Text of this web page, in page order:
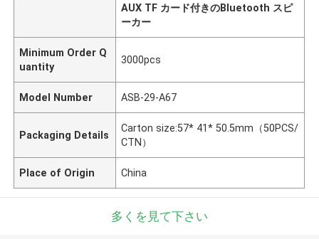
AUX TF カード付きのBluetooth スピ
ーカー
Minimum Order Q
uantity
3000pcs
Model Number ASB-29-A67
Packaging Details
Carton size:57* 41* 50.5mm（50PCS/
CTN）
Place of Origin China
多くを見て下さい